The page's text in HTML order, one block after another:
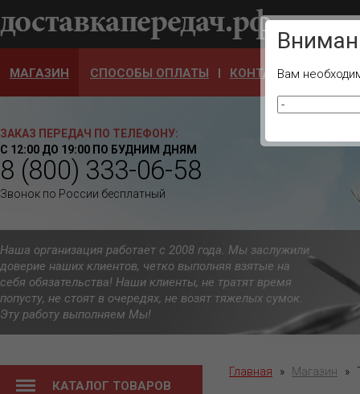
Ваш
МАГАЗИН СПОСОБЫ ОПЛАТЫ КОНТАКТЫ
ЗАКАЗ ПЕРЕДАЧ ПО ТЕЛЕФОНУ:
С 12:00 ДО 19:00 ПО БУДНИМ ДНЯМ
8 (800) 333-06-58
Звонок по России бесплатный
Наша организация работает с 2008 года. Мы заслужили
доверие наших клиентов, четко выполняя взятые на
себя обязательства! Наши клиенты, не тратят время
попусту, не стоят в очередях, не возят тяжелых сумок.
Эту работу выполняем Мы!
КАТАЛОГ ТОВАРОВ
Главная » Магазин »
Вам